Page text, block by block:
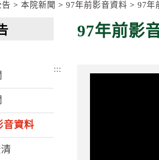
本院新聞 97年前影音資料 97年
音資料
97年前影
:::